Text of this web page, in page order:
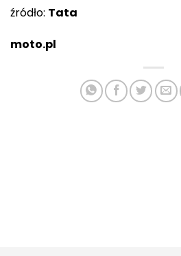
źródło: Tata
moto.pl